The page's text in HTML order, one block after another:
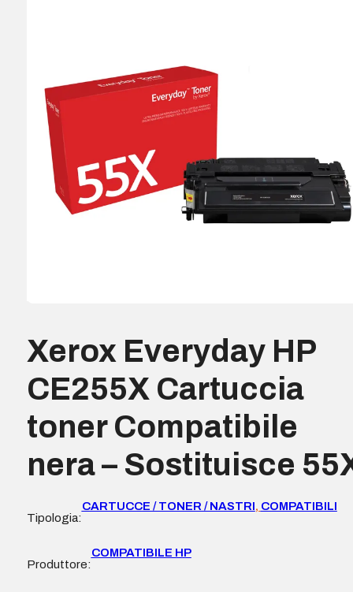
Xerox Everyday HP
CE255X Cartuccia
toner Compatibile
nera – Sostituisce
Tipologia:
CARTUCCE / TONER / NASTRI, COMPATIBILI
Produttore:
COMPATIBILE HP